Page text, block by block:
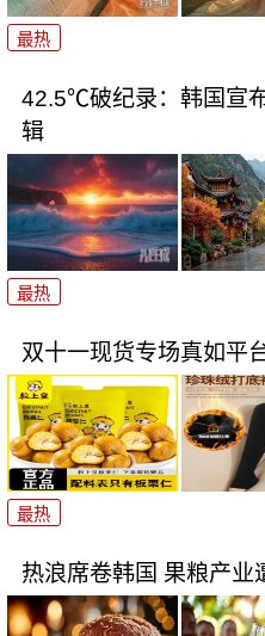
最热
42.5℃破纪录：韩国宣
辑
最热
双十一现货专场真如平
最热
热浪席卷韩国 果粮产业